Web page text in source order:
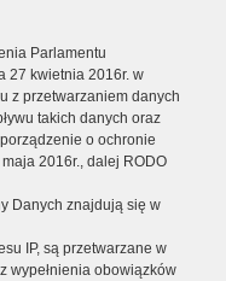
Parlamentu
27 kwietnia 2016r. w
z przetwarzaniem danych
takich danych oraz
o ochronie
2016r., dalej RODO
Danych znajdują się w
IP, są przetwarzane w
wypełnienia obowiązków